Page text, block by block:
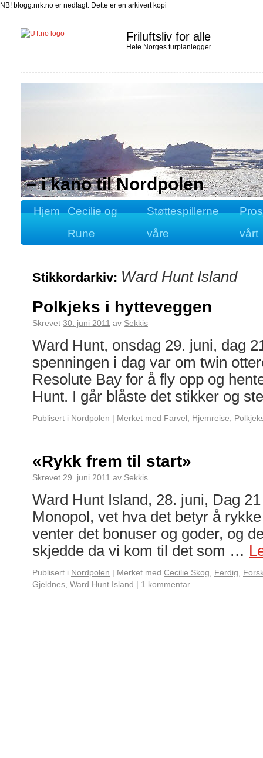
NB! blogg.nrk.no er nedlagt. Dette er en arkivert kopi
Friluftsliv for alle
Hele Norges turplanlegger
– i kano til Nordpolen
Hjem
Cecilie og
Rune
Støttespillerne
våre
vårt
Stikkordarkiv: Ward Hunt Island
Polkjeks i hytteveggen
Skrevet 30. juni 2011 av Sekkis
Ward Hunt, onsdag 29. juni, dag
spenningen i dag var om twin
Resolute Bay for å fly opp og
Hunt. I går blåste det stikker og
Publisert i Nordpolen | Merket med Farvel Hjemreise
«Rykk frem til start»
Skrevet 29. juni 2011 av Sekkis
Ward Hunt Island, 28. juni, Dag
Monopol, vet hva det betyr å
venter det bonuser og goder, og
skjedde da vi kom til det som …
Publisert i Nordpolen | Merket med Cecilie Skog Ferdig
Gjeldnes Ward Hunt Island | 1 kommentar